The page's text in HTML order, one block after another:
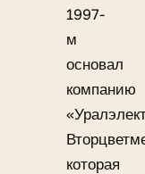
1997-
м
основал
компанию
которая